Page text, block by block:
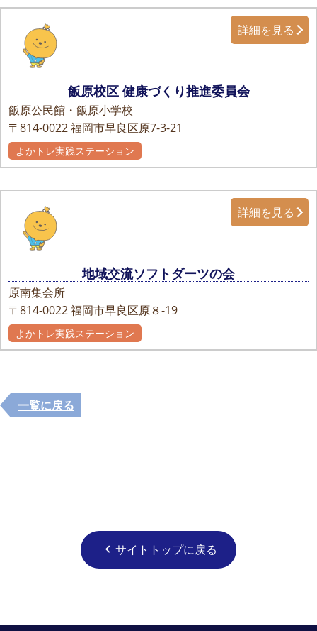
飯原校区 健康づくり推進委員会
飯原公民館・飯原小学校
〒814-0022福岡市早良区原7-3-21
詳細を見る
よかトレ実践ステーション
地域交流ソフトダーツの会
原南集会所
〒814-0022福岡市早良区原８-19
詳細を見る
よかトレ実践ステーション
一覧に戻る
chevron_left サイトトップに戻る